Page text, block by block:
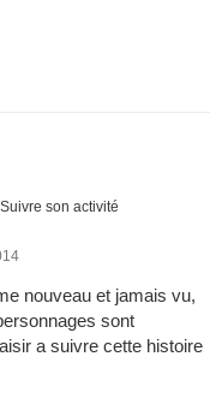
Suivre son activité
nouveau et jamais vu,
sont
a suivre cette histoire